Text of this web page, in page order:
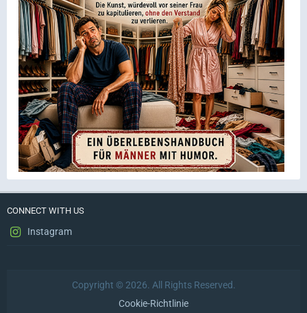
CONNECT WITH US
Instagram
Copyright © 2026. All Rights Reserved.
Cookie-Richtlinie